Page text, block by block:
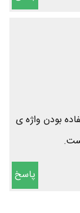
بودن واژه ی
پاسخ